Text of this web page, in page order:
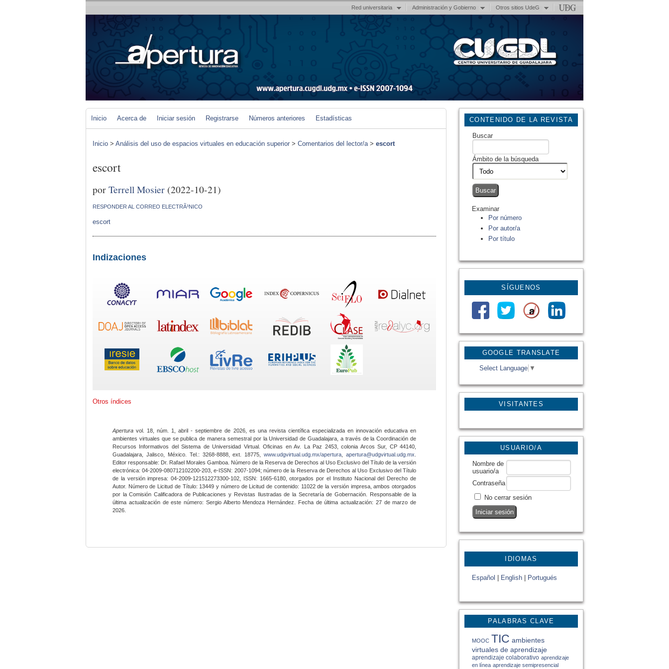
Red universitaria Administración y Gobierno Otros sitios UdeG
GOOGLE TRANSLATE
Select Language ▼
VISITANTES
CONTENIDO DE LA REVISTA
Buscar
Ámbito de la búsqueda
Examinar
Por número
Por autor/a
Por título
SÍGUENOS
USUARIO/A
Nombre de
usuario/a
Contraseña
No cerrar sesión
IDIOMAS
Español English Portugués
PALABRAS CLAVE
MOOC TIC ambientes
virtuales de aprendizaje
aprendizaje colaborativo aprendizaje
en línea aprendizaje semipresencial
Inicio Acerca de Iniciar sesión Registrarse Números anteriores Estadísticas
Inicio > Análisis del uso de espacios virtuales en educación superior > Comentarios del lector/a> escort
escort
porTerrell Mosier (2022-10-21)
RESPONDER AL CORREO ELECTRÃ³NICO
escort
Indizaciones
Otros índices
Apertura vol. 18, núm. 1, abril - septiembre de 2026, es una revista científica especializada en innovación educativa en
ambientes virtuales que se publica de manera semestral por la Universidad de Guadalajara, a través de la Coordinación de
Recursos Informativos del Sistema de Universidad Virtual. Oficinas en Av. La Paz 2453, colonia Arcos Sur, CP 44140,
Guadalajara, Jalisco, México. Tel.: 3268-8888, ext. 18775,www.udgvirtual.udg.mx/apertura apertura@udgvirtual.udg.mx
Editor responsable: Dr. Rafael Morales Gamboa. Número de la Reserva de Derechos al Uso Exclusivo del Título de la versión
electrónica: 04-2009-080712102200-203, e-ISSN: 2007-1094; número de la Reserva de Derechos al Uso Exclusivo del Título
de la versión impresa: 04-2009-121512273300-102, ISSN: 1665-6180, otorgados por el Instituto Nacional del Derecho de
Autor. Número de Licitud de Título: 13449 y número de Licitud de contenido: 11022 de la versión impresa, ambos otorgados
por la Comisión Calificadora de Publicaciones y Revistas Ilustradas de la Secretaría de Gobernación. Responsable de la
última actualización de este número: Sergio Alberto Mendoza Hernández. Fecha de última actualización: 27 de marzo de
2026.